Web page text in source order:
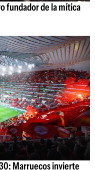
fundador de la mítica
Marruecos invierte